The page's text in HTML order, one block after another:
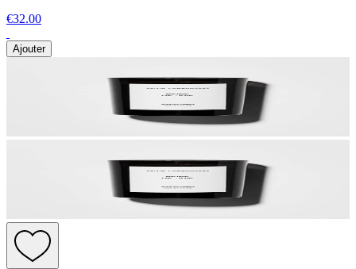
€32.00
Ajouter